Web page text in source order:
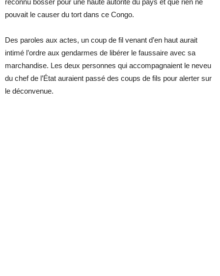
pouvait le causer du tort dans ce Congo.
Des paroles aux actes, un coup de fil venant d’en haut aurait
intimé l’ordre aux gendarmes de libérer le faussaire avec sa
marchandise. Les deux personnes qui accompagnaient le neveu
du chef de l’État auraient passé des coups de fils pour alerter sur
le déconvenue.